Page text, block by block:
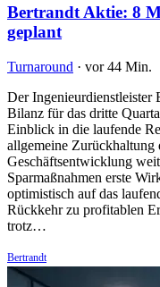
Bertrandt Aktie: 8
geplant
Turnaround · vor 44 Min.
Der Ingenieurdienstleister
Bilanz für das dritte
Einblick in die laufende
allgemeine
Geschäftsentwicklung
Sparmaßnahmen erste
optimistisch auf das
Rückkehr zu profitablen
trotz…
Bertrandt